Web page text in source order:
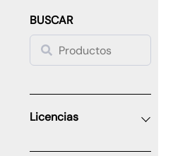
BUSCAR
Licencias